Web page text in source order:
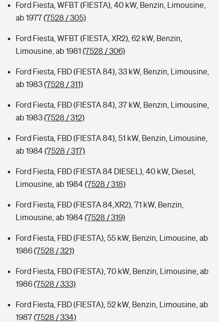
Ford Fiesta, WFBT (FIESTA), 40 kW, Benzin, Limousine,
ab 1977(7528 / 305)
Ford Fiesta, WFBT (FIESTA, XR2), 62 kW, Benzin,
Limousine, ab 1981 (7528 / 306)
Ford Fiesta, FBD (FIESTA 84), 33 kW, Benzin, Limousine,
ab 1983(7528 / 311)
Ford Fiesta, FBD (FIESTA 84), 37 kW, Benzin, Limousine,
ab 1983(7528 / 312)
Ford Fiesta, FBD (FIESTA 84), 51 kW, Benzin, Limousine,
ab 1984(7528 / 317)
Ford Fiesta, FBD (FIESTA 84 DIESEL), 40 kW, Diesel,
Limousine, ab 1984(7528 / 318)
Ford Fiesta, FBD (FIESTA 84,XR2), 71 kW, Benzin,
Limousine, ab 1984(7528 / 319)
Ford Fiesta, FBD (FIESTA), 55 kW, Benzin, Limousine, ab
1986(7528 / 321)
Ford Fiesta, FBD (FIESTA), 70 kW, Benzin, Limousine, ab
1986(7528 / 333)
Ford Fiesta, FBD (FIESTA), 52 kW, Benzin, Limousine, ab
1987(7528 / 334)